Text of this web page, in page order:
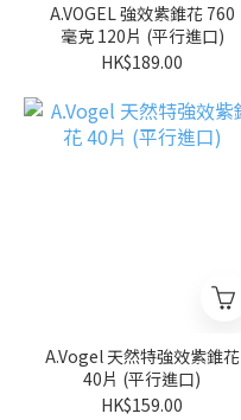
A.VOGEL 強效紫錐花 760
毫克 120片 (平行進口)
HK$189.00
A.Vogel 天然特強效紫錐花
40片 (平行進口)
HK$159.00